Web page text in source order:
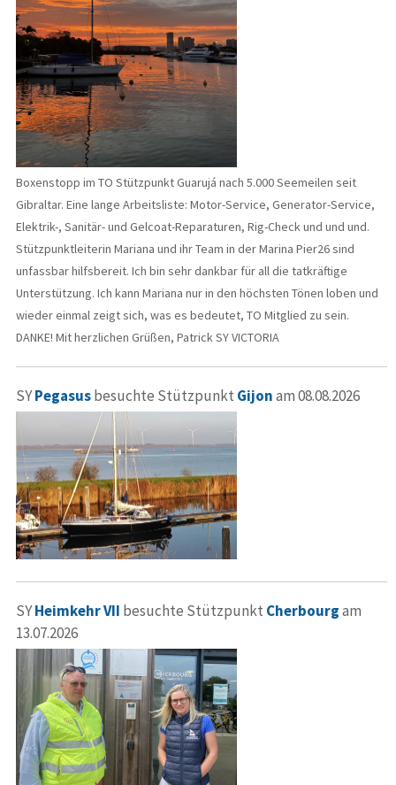
Boxenstopp im TO Stützpunkt Guarujá nach 5.000 Seemeilen seit
Gibraltar. Eine lange Arbeitsliste: Motor-Service, Generator-Service,
Elektrik-, Sanitär- und Gelcoat-Reparaturen, Rig-Check und und und.
Stützpunktleiterin Mariana und ihr Team in der Marina Pier26 sind
unfassbar hilfsbereit. Ich bin sehr dankbar für all die tatkräftige
Unterstützung. Ich kann Mariana nur in den höchsten Tönen loben und
wieder einmal zeigt sich, was es bedeutet, TO Mitglied zu sein.
DANKE! Mit herzlichen Grüßen, Patrick SY VICTORIA
SYPegasusbesuchte Stützpunkt Gijonam 08.08.2026
SYHeimkehr VII besuchte Stützpunkt Cherbourgam
13.07.2026